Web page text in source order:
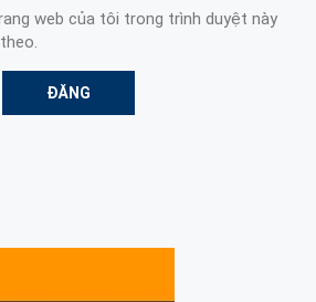
web của tôi trong trình duyệt này